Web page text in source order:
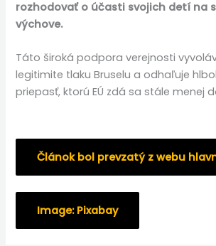
rozhodovať o účasti svojich detí na
výchove.
Táto široká podpora verejnosti
legitimite tlaku Bruselu a odhaľuje
priepasť, ktorú EÚ zdá sa stále menej
Článok bol prevzatý z webu
Image: Pixabay